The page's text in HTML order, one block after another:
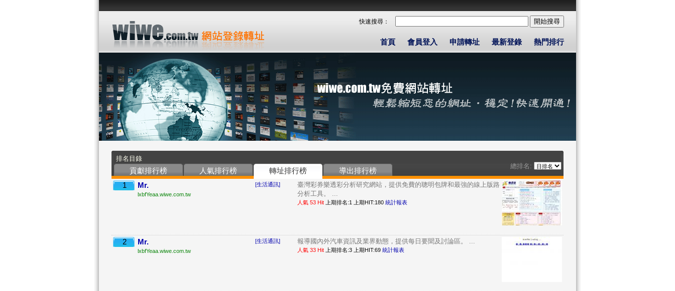
快速搜尋：
首頁 會員登入 申請轉址 最新登錄 熱門排行
排名目錄
總排名:
貢獻排行榜 人氣排行榜 轉址排行榜
導出排行榜
1
Mr.
lxbfYeaa.wiwe.com.tw
[生活通訊]
臺灣彩券樂透彩分析研究網站，提供免費的聰明包牌和最強的線上版路
分析工具。 ...
人氣 53 Hit 上期排名:1 上期HIT:180 統計報表
2 Mr.
lxbfYeaa.wiwe.com.tw
[生活通訊] 報導國內外汽車資訊及業界動態，提供每日要聞及討論區。 ...
人氣 33 Hit 上期排名:3 上期HIT:69 統計報表